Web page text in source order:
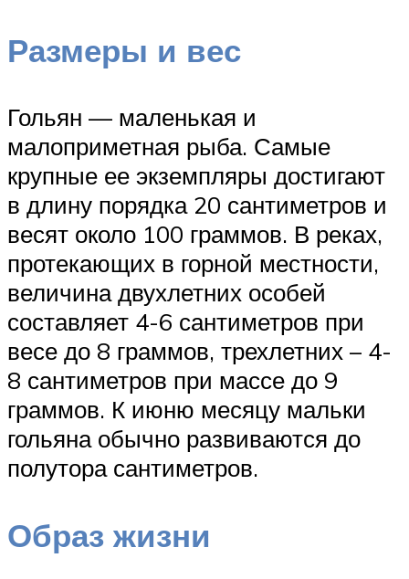
Размеры и вес
Гольян — маленькая и
малоприметная рыба. Самые
крупные ее экземпляры достигают
в длину порядка 20 сантиметров и
весят около 100 граммов. В реках,
протекающих в горной местности,
величина двухлетних особей
составляет 4-6 сантиметров при
весе до 8 граммов, трехлетних – 4-
8 сантиметров при массе до 9
граммов. К июню месяцу мальки
гольяна обычно развиваются до
полутора сантиметров.
Образ жизни